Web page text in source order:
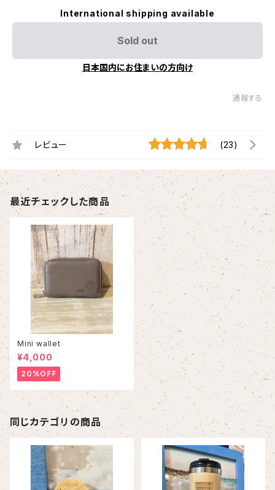
International shipping available
Sold out
日本国内にお住まいの方向け
通報する
レビュー (23)
最近チェックした商品
Mini wallet
¥4,000
20%OFF
同じカテゴリの商品